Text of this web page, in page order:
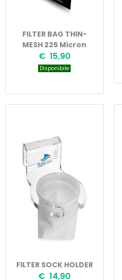
FILTER BAG THIN-
MESH 225 Micron
€ 15,90
Disponibile
FILTER SOCK HOLDER
€ 14,90